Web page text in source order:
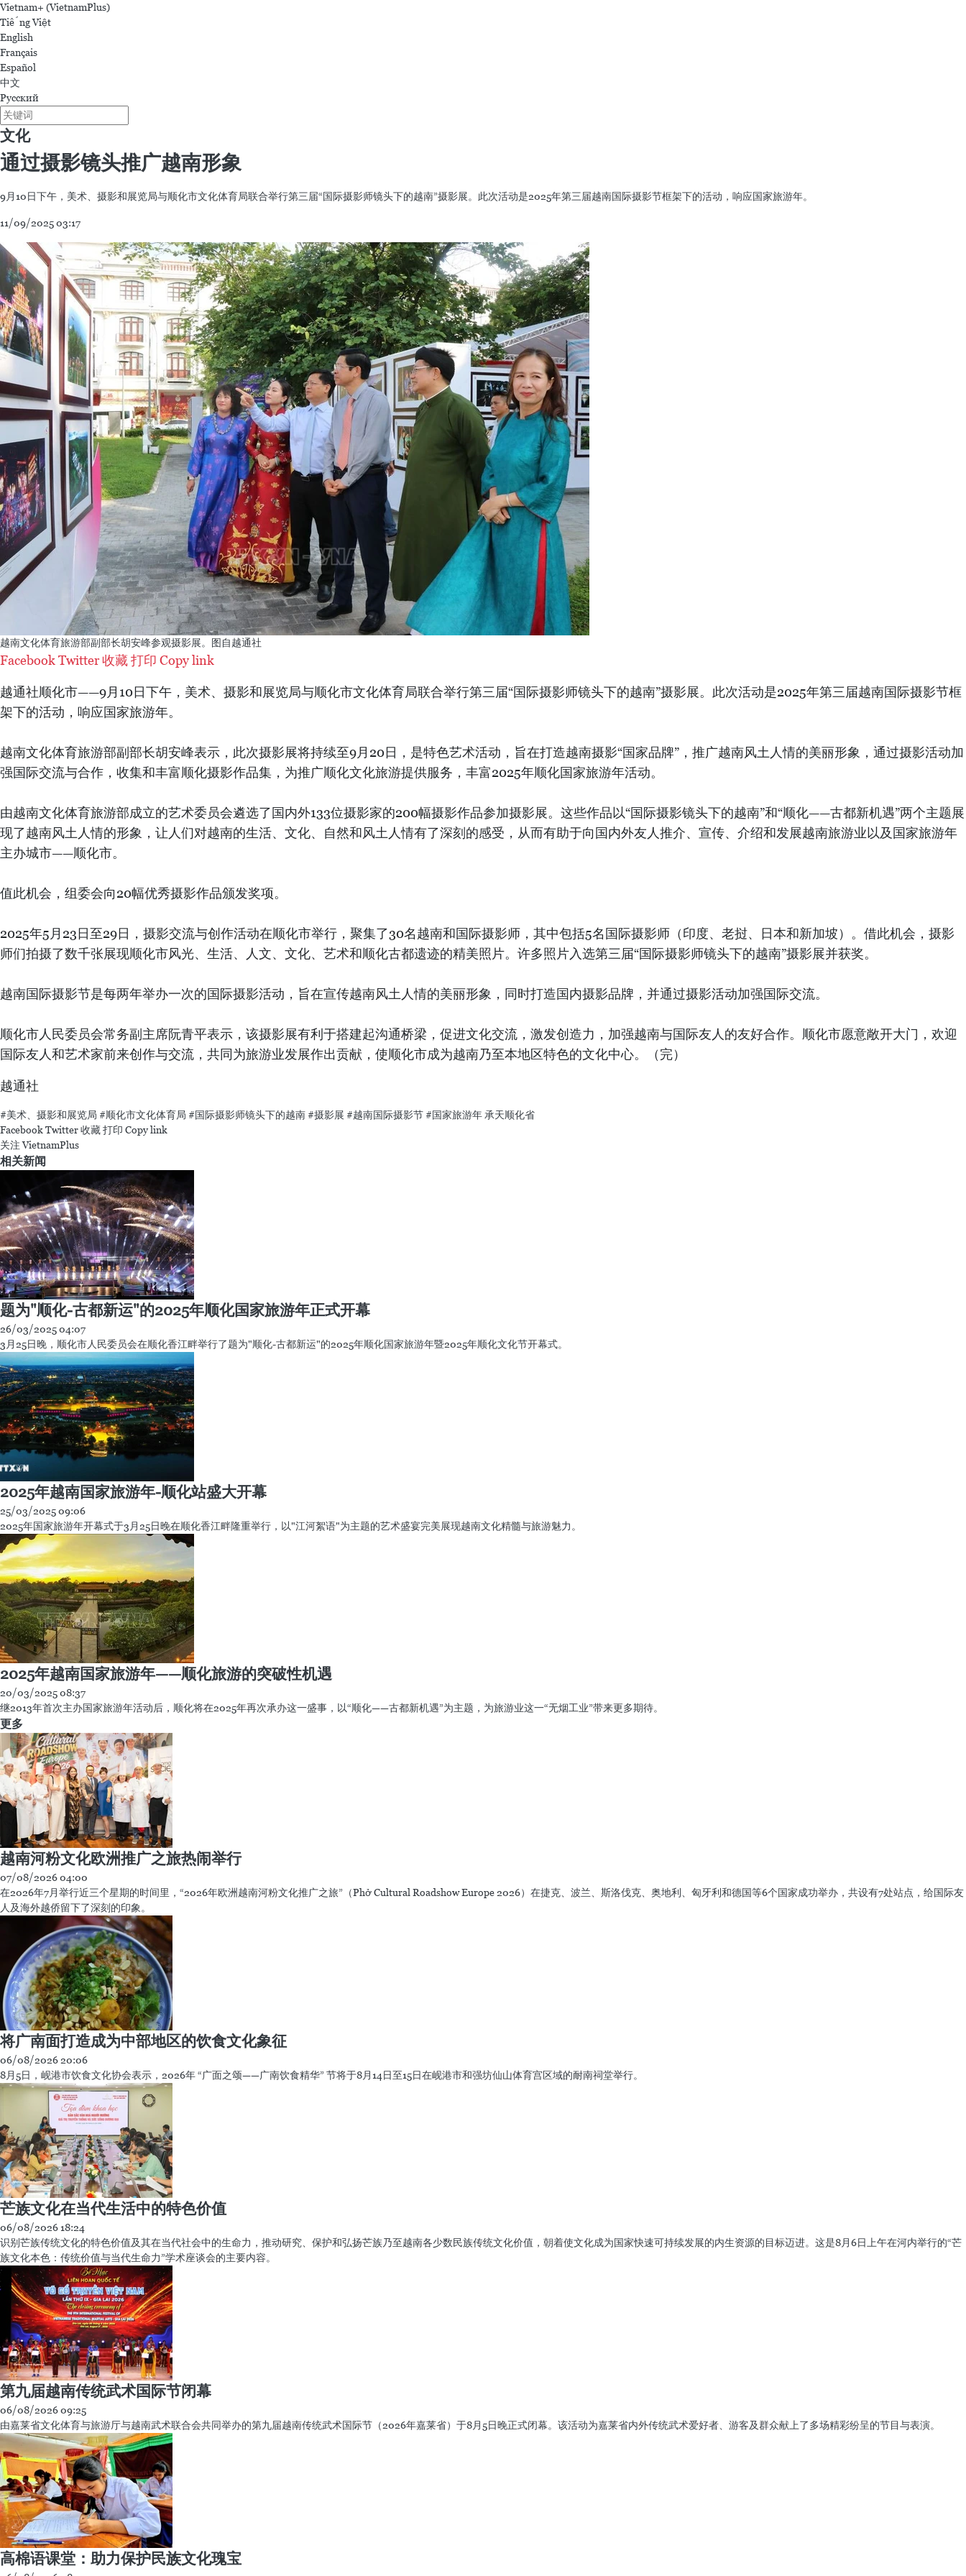
Vietnam+ (VietnamPlus)
Tiếng Việt
English
Français
Español
中文
Русский
文化
通过摄影镜头推广越南形象
9月10日下午，美术、摄影和展览局与顺化市文化体育局联合举行第三届“国际摄影师镜头下的越南”摄影展。此次活动是2025年第三届越南国际摄影节框架下的活动，响应国家旅游年。
11/09/2025 03:17
越南文化体育旅游部副部长胡安峰参观摄影展。图自越通社
FacebookTwitter收藏 打印 Copy link
越通社顺化市——9月10日下午，美术、摄影和展览局与顺化市文化体育局联合举行第三届“国际摄影师镜头下的越南”摄影展。此次活动是2025年第三届越南国际摄影节框
架下的活动，响应国家旅游年。
越南文化体育旅游部副部长胡安峰表示，此次摄影展将持续至9月20日，是特色艺术活动，旨在打造越南摄影“国家品牌”，推广越南风土人情的美丽形象，通过摄影活动加
强国际交流与合作，收集和丰富顺化摄影作品集，为推广顺化文化旅游提供服务，丰富2025年顺化国家旅游年活动。
由越南文化体育旅游部成立的艺术委员会遴选了国内外133位摄影家的200幅摄影作品参加摄影展。这些作品以“国际摄影镜头下的越南”和“顺化——古都新机遇”两个主题展
现了越南风土人情的形象，让人们对越南的生活、文化、自然和风土人情有了深刻的感受，从而有助于向国内外友人推介、宣传、介绍和发展越南旅游业以及国家旅游年
主办城市——顺化市。
值此机会，组委会向20幅优秀摄影作品颁发奖项。
2025年5月23日至29日，摄影交流与创作活动在顺化市举行，聚集了30名越南和国际摄影师，其中包括5名国际摄影师（印度、老挝、日本和新加坡）。借此机会，摄影
师们拍摄了数千张展现顺化市风光、生活、人文、文化、艺术和顺化古都遗迹的精美照片。许多照片入选第三届“国际摄影师镜头下的越南”摄影展并获奖。
越南国际摄影节是每两年举办一次的国际摄影活动，旨在宣传越南风土人情的美丽形象，同时打造国内摄影品牌，并通过摄影活动加强国际交流。
顺化市人民委员会常务副主席阮青平表示，该摄影展有利于搭建起沟通桥梁，促进文化交流，激发创造力，加强越南与国际友人的友好合作。顺化市愿意敞开大门，欢迎
国际友人和艺术家前来创作与交流，共同为旅游业发展作出贡献，使顺化市成为越南乃至本地区特色的文化中心。（完）
越通社
#美术、摄影和展览局 #顺化市文化体育局 #国际摄影师镜头下的越南 #摄影展 #越南国际摄影节 #国家旅游年承天顺化省
Facebook Twitter收藏打印 Copy link
关注 VietnamPlus
相关新闻
题为"顺化-古都新运"的2025年顺化国家旅游年正式开幕
26/03/2025 04:07
3月25日晚，顺化市人民委员会在顺化香江畔举行了题为"顺化-古都新运"的2025年顺化国家旅游年暨2025年顺化文化节开幕式。
2025年越南国家旅游年-顺化站盛大开幕
25/03/2025 09:06
2025年国家旅游年开幕式于3月25日晚在顺化香江畔隆重举行，以"江河絮语"为主题的艺术盛宴完美展现越南文化精髓与旅游魅力。
2025年越南国家旅游年——顺化旅游的突破性机遇
20/03/2025 08:37
继2013年首次主办国家旅游年活动后，顺化将在2025年再次承办这一盛事，以“顺化——古都新机遇”为主题，为旅游业这一“无烟工业”带来更多期待。
更多
越南河粉文化欧洲推广之旅热闹举行
07/08/2026 04:00
在2026年7月举行近三个星期的时间里，“2026年欧洲越南河粉文化推广之旅”（Phở Cultural Roadshow Europe 2026）在捷克、波兰、斯洛伐克、奥地利、匈牙利和德国等6个国家成功举办，共设有7处站点，给国际友
人及海外越侨留下了深刻的印象。
将广南面打造成为中部地区的饮食文化象征
06/08/2026 20:06
8月5日，岘港市饮食文化协会表示，2026年 “广面之颂——广南饮食精华” 节将于8月14日至15日在岘港市和强坊仙山体育宫区域的耐南祠堂举行。
芒族文化在当代生活中的特色价值
06/08/2026 18:24
识别芒族传统文化的特色价值及其在当代社会中的生命力，推动研究、保护和弘扬芒族乃至越南各少数民族传统文化价值，朝着使文化成为国家快速可持续发展的内生资源的目标迈进。这是8月6日上午在河内举行的“芒
族文化本色：传统价值与当代生命力”学术座谈会的主要内容。
第九届越南传统武术国际节闭幕
06/08/2026 09:25
由嘉莱省文化体育与旅游厅与越南武术联合会共同举办的第九届越南传统武术国际节（2026年嘉莱省）于8月5日晚正式闭幕。该活动为嘉莱省内外传统武术爱好者、游客及群众献上了多场精彩纷呈的节目与表演。
高棉语课堂：助力保护民族文化瑰宝